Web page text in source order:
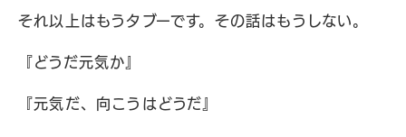
それ以上はもうタブーです。その話はもうしない。
『どうだ元気か』
『元気だ、向こうはどうだ』